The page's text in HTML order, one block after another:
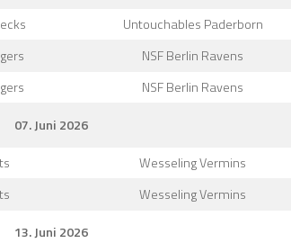
Untouchables Paderborn
NSF Berlin Ravens
NSF Berlin Ravens
07. Juni 2026
Wesseling Vermins
Wesseling Vermins
13. Juni 2026